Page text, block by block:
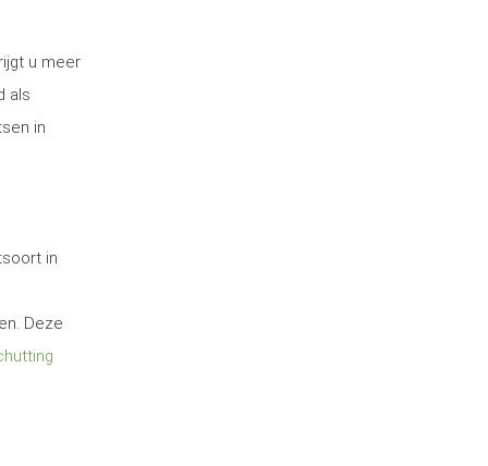
u meer
als
in
in
Deze